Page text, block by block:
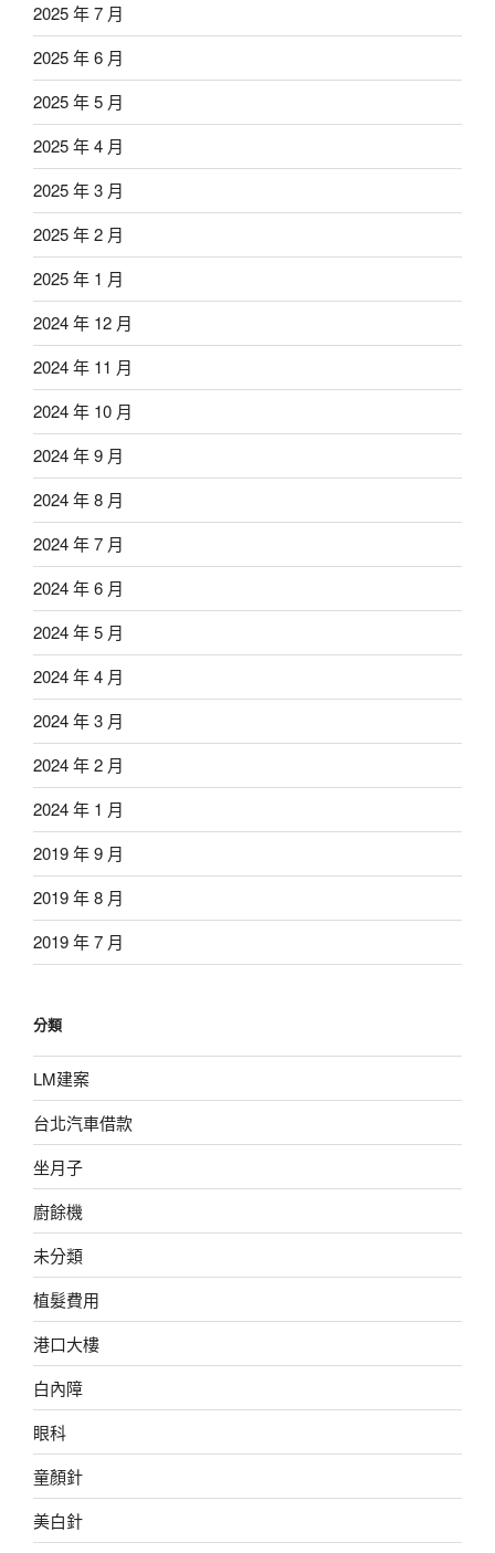
2025 年 7 月
2025 年 6 月
2025 年 5 月
2025 年 4 月
2025 年 3 月
2025 年 2 月
2025 年 1 月
2024 年 12 月
2024 年 11 月
2024 年 10 月
2024 年 9 月
2024 年 8 月
2024 年 7 月
2024 年 6 月
2024 年 5 月
2024 年 4 月
2024 年 3 月
2024 年 2 月
2024 年 1 月
2019 年 9 月
2019 年 8 月
2019 年 7 月
分類
LM建案
台北汽車借款
坐月子
廚餘機
未分類
植髮費用
港口大樓
白內障
眼科
童顏針
美白針